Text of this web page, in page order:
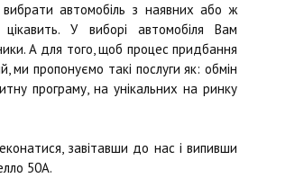
автомобіль з наявних або ж
У виборі автомобіля Вам
А для того, щоб процес придбання
ми пропонуємо такі послуги як: обмін
програму, на унікальних на ринку
завітавши до нас і випивши
50А.